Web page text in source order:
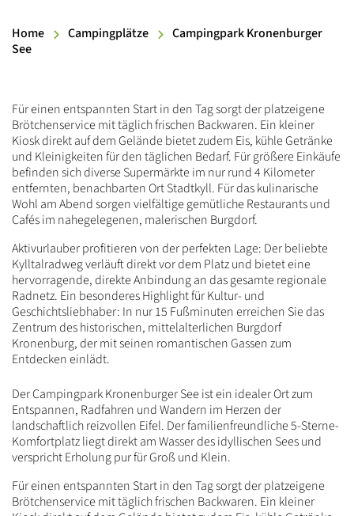
Home Campingplätze
Campingpark Kronenburger
See
Einleitung
Für einen entspannten Start in den Tag sorgt der platzeigene
Brötchenservice mit täglich frischen Backwaren. Ein kleiner
Kiosk direkt auf dem Gelände bietet zudem Eis, kühle Getränke
und Kleinigkeiten für den täglichen Bedarf. Für größere Einkäufe
befinden sich diverse Supermärkte im nur rund 4 Kilometer
entfernten, benachbarten Ort Stadtkyll. Für das kulinarische
Wohl am Abend sorgen vielfältige gemütliche Restaurants und
Cafés im nahegelegenen, malerischen Burgdorf.
Aktivurlauber profitieren von der perfekten Lage: Der beliebte
Kylltalradweg verläuft direkt vor dem Platz und bietet eine
hervorragende, direkte Anbindung an das gesamte regionale
Radnetz. Ein besonderes Highlight für Kultur- und
Geschichtsliebhaber: In nur 15 Fußminuten erreichen Sie das
Zentrum des historischen, mittelalterlichen Burgdorf
Kronenburg, der mit seinen romantischen Gassen zum
Entdecken einlädt.
Inhalt
Der Campingpark Kronenburger See ist ein idealer Ort zum
Entspannen, Radfahren und Wandern im Herzen der
landschaftlich reizvollen Eifel. Der familienfreundliche 5-Sterne-
Komfortplatz liegt direkt am Wasser des idyllischen Sees und
verspricht Erholung pur für Groß und Klein.
Für einen entspannten Start in den Tag sorgt der platzeigene
Brötchenservice mit täglich frischen Backwaren. Ein kleiner